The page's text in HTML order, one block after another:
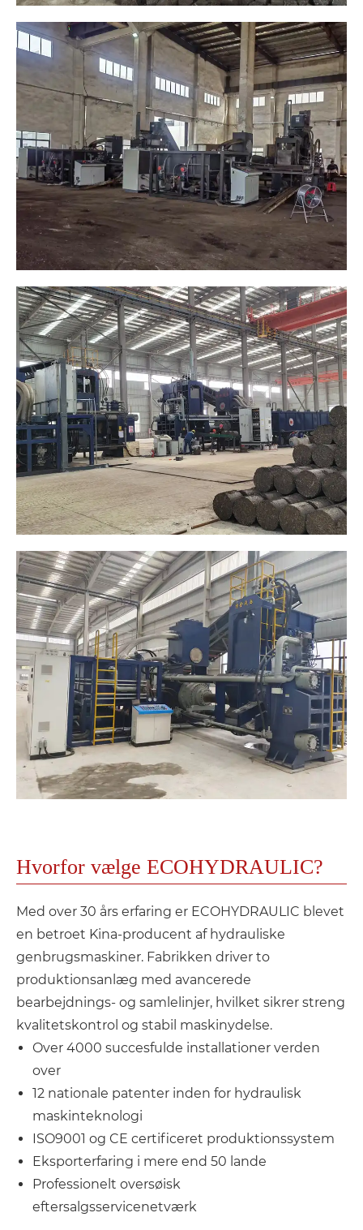
Hvorfor vælge ECOHYDRAULIC?
Med over 30 års erfaring er ECOHYDRAULIC blevet
en betroet Kina-producent af hydrauliske
genbrugsmaskiner. Fabrikken driver to
produktionsanlæg med avancerede
bearbejdnings- og samlelinjer, hvilket sikrer streng
kvalitetskontrol og stabil maskinydelse.
Over 4000 succesfulde installationer verden
over
12 nationale patenter inden for hydraulisk
maskinteknologi
ISO9001 og CE certificeret produktionssystem
Eksporterfaring i mere end 50 lande
Professionelt oversøisk
eftersalgsservicenetværk